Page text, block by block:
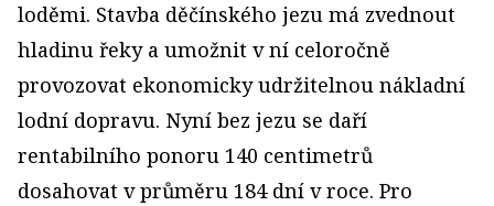
loděmi. Stavba děčínského jezu má zvednout
hladinu řeky a umožnit v ní celoročně
provozovat ekonomicky udržitelnou nákladní
lodní dopravu. Nyní bez jezu se daří
rentabilního ponoru 140 centimetrů
dosahovat v průměru 184 dní v roce. Pro